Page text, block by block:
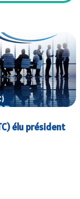
élu président